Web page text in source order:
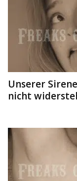
Unserer
nicht